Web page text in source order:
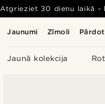
Jaunumi Zīmoli
Jaunā kolekcija
Atgrieziet 30 dienu laikā -